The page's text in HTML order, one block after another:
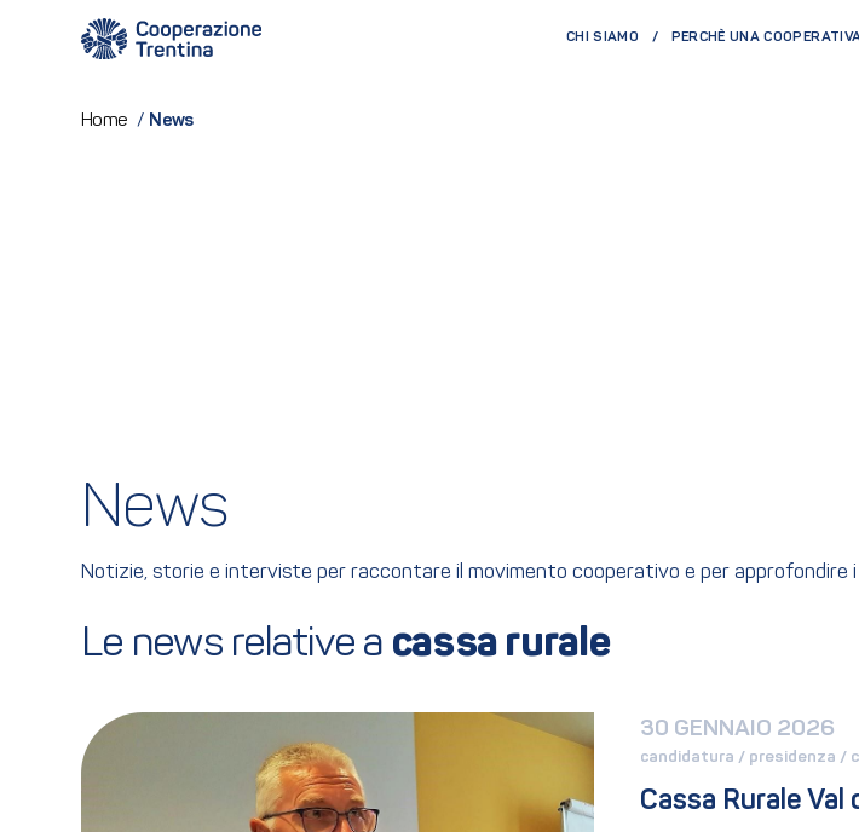
CHI SIAMO PERCHÈ UNA
Home / News
News
Notizie, storie e interviste per raccontare il movimento cooperativo e per approfondire
Le news relative a cassa rurale
30 GENNAIO 2026
candidatura / presidenza /
Cassa Rurale Val